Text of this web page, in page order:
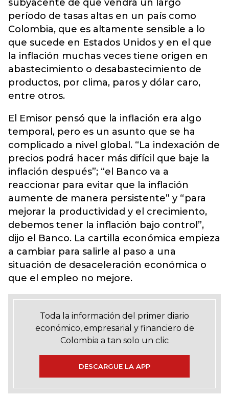
subyacente de que vendrá un largo
período de tasas altas en un país como
Colombia, que es altamente sensible a lo
que sucede en Estados Unidos y en el que
la inflación muchas veces tiene origen en
abastecimiento o desabastecimiento de
productos, por clima, paros y dólar caro,
entre otros.
El Emisor pensó que la inflación era algo
temporal, pero es un asunto que se ha
complicado a nivel global. “La indexación de
precios podrá hacer más difícil que baje la
inflación después”; “el Banco va a
reaccionar para evitar que la inflación
aumente de manera persistente” y “para
mejorar la productividad y el crecimiento,
debemos tener la inflación bajo control”,
dijo el Banco. La cartilla económica empieza
a cambiar para salirle al paso a una
situación de desaceleración económica o
que el empleo no mejore.
Toda la información del primer diario
económico, empresarial y financiero de
Colombia a tan solo un clic
DESCARGUE LA APP